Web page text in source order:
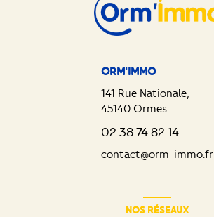
ORM'IMMO
141 Rue Nationale,
45140 Ormes
02 38 74 82 14
contact@orm-immo.fr
NOS RÉSEAUX